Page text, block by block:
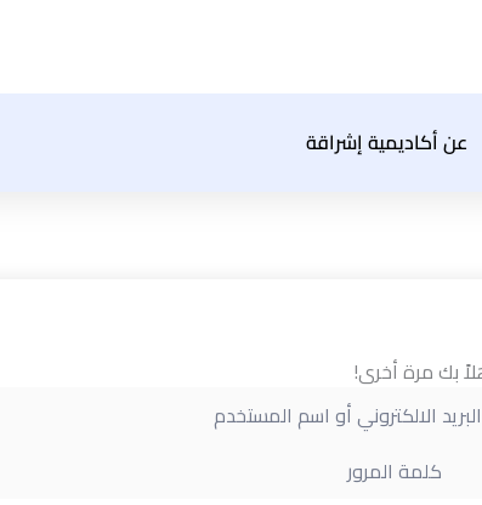
عن أكاديمية إشراقة
بك مرة أخرى!